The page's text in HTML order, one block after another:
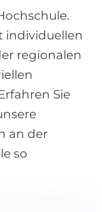
…
individuellen
regionalen
Sie
an der
so